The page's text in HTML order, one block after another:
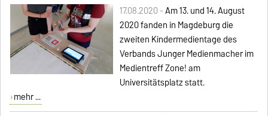
17.08.2020 -Am 13. und 14. August
2020 fanden in Magdeburg die
zweiten Kindermedientage des
Verbands Junger Medienmacher im
Medientreff Zone! am
Universitätsplatz statt.
mehr ...